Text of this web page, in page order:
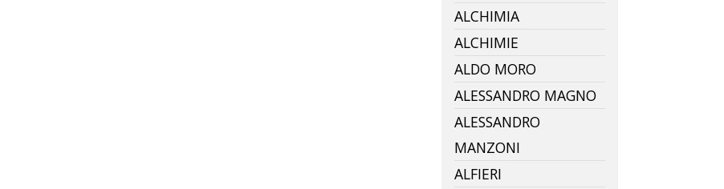
ALCHIMIA
ALCHIMIE
ALDO MORO
ALESSANDRO MAGNO
ALESSANDRO
MANZONI
ALFIERI